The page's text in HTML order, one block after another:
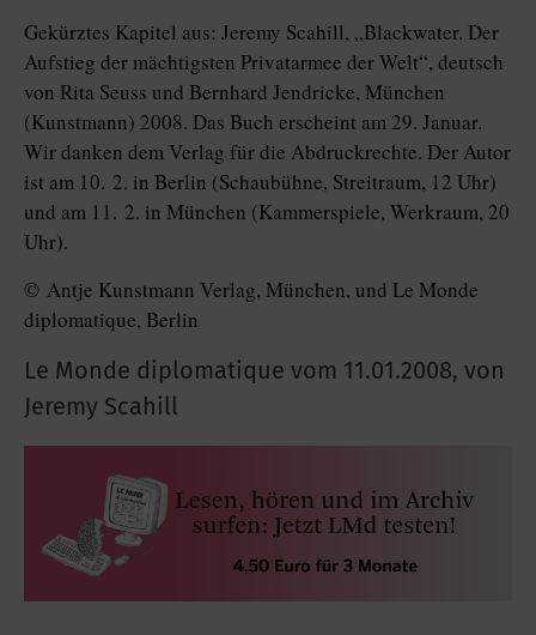
Gekürztes Kapitel aus: Jeremy Scahill, „Blackwater. Der
Aufstieg der mächtigsten Privatarmee der Welt“, deutsch
von Rita Seuss und Bernhard Jendricke, München
(Kunstmann) 2008. Das Buch erscheint am 29. Januar.
Wir danken dem Verlag für die Abdruckrechte. Der Autor
ist am 10. 2. in Berlin (Schaubühne, Streitraum, 12 Uhr)
und am 11. 2. in München (Kammerspiele, Werkraum, 20
Uhr).
© Antje Kunstmann Verlag, München, und Le Monde
diplomatique, Berlin
Le Monde diplomatique vom 11.01.2008, von
Jeremy Scahill